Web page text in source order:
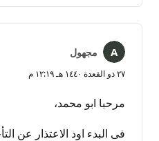
مجهول
٢٧ ذو القعدة ١٤٤٠ هـ ١٢:١٩ م
مرحبا ابو محمد،